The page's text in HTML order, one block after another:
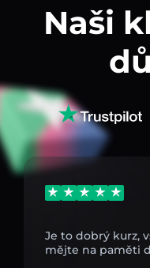
Naši
Je to dobrý kurz,
mějte na paměti